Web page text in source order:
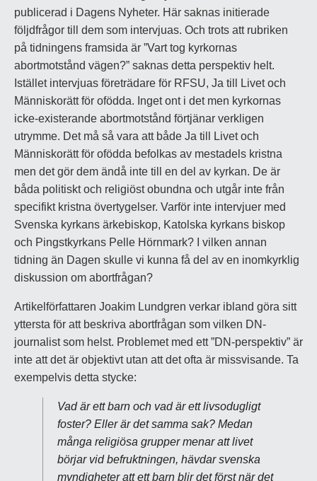
publicerad i Dagens Nyheter. Här saknas initierade
följdfrågor till dem som intervjuas. Och trots att rubriken
på tidningens framsida är ”Vart tog kyrkornas
abortmotstånd vägen?” saknas detta perspektiv helt.
Istället intervjuas företrädare för RFSU, Ja till Livet och
Människorätt för ofödda. Inget ont i det men kyrkornas
icke-existerande abortmotstånd förtjänar verkligen
utrymme. Det må så vara att både Ja till Livet och
Människorätt för ofödda befolkas av mestadels kristna
men det gör dem ändå inte till en del av kyrkan. De är
båda politiskt och religiöst obundna och utgår inte från
specifikt kristna övertygelser. Varför inte intervjuer med
Svenska kyrkans ärkebiskop, Katolska kyrkans biskop
och Pingstkyrkans Pelle Hörnmark? I vilken annan
tidning än Dagen skulle vi kunna få del av en inomkyrklig
diskussion om abortfrågan?
Artikelförfattaren Joakim Lundgren verkar ibland göra sitt
yttersta för att beskriva abortfrågan som vilken DN-
journalist som helst. Problemet med ett ”DN-perspektiv” är
inte att det är objektivt utan att det ofta är missvisande. Ta
exempelvis detta stycke:
Vad är ett barn och vad är ett livsodugligt
foster? Eller är det samma sak? Medan
många religiösa grupper menar att livet
börjar vid befruktningen, hävdar svenska
myndigheter att ett barn blir det först när det